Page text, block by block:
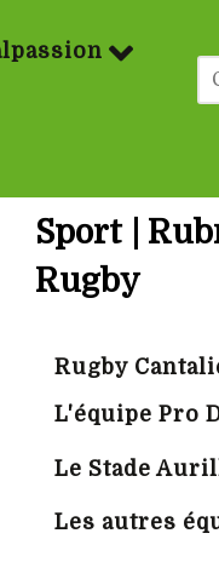
Sport |
Rugby
Rugby
L'équipe Pro
Le Stade
Les autres